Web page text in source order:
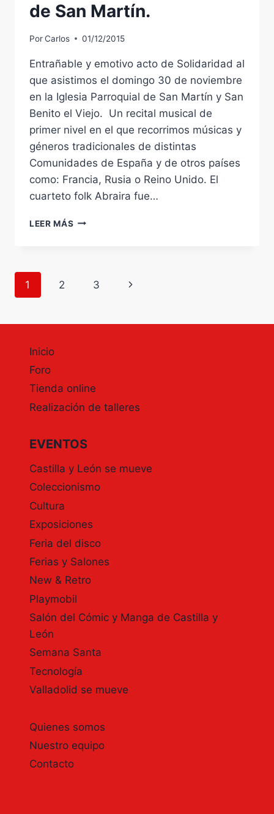
DE
ENERO.
de San Martín.
PorCarlos 01/12/2015
Entrañable y emotivo acto de Solidaridad al
que asistimos el domingo 30 de noviembre
en la Iglesia Parroquial de San Martín y San
Benito el Viejo. Un recital musical de
primer nivel en el que recorrimos músicas y
géneros tradicionales de distintas
Comunidades de España y de otros países
como: Francia, Rusia o Reino Unido. El
cuarteto folk Abraira fue…
LEER MÁS SOLIDARIDAD
IGLESIA
MARTÍN.
Navegación
1 2 3
Siguiente
Inicio
Foro
Tienda online
Realización de talleres
EVENTOS
Castilla y León se mueve
Coleccionismo
Cultura
Exposiciones
Feria del disco
Ferias y Salones
New & Retro
Playmobil
Salón del Cómic y Manga de Castilla y
León
Semana Santa
Tecnología
Valladolid se mueve
Quienes somos
Nuestro equipo
Contacto